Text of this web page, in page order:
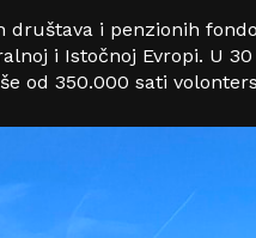
društava i penzionih
i Istočnoj Evropi. U
od 350.000 sati